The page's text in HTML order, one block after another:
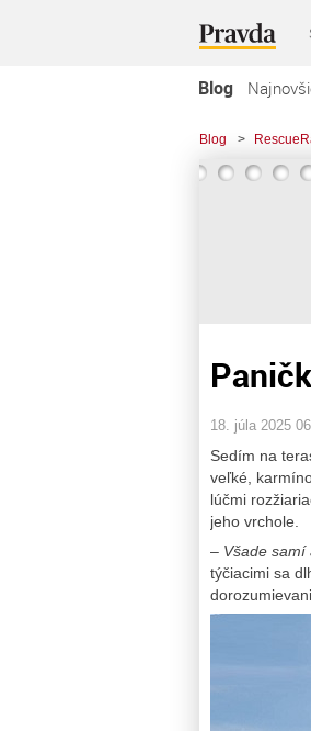
Blog
Blog >
18. júla 2025
Sedím na
veľké,
lúčmi
jeho vrchole.
– Všade
týčiacimi sa